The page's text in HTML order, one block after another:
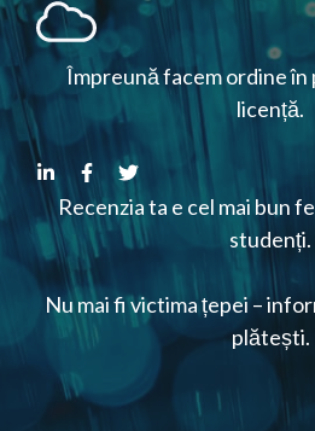
Împreună facem ordine în
licență.
Recenzia ta e cel mai bun
studenți.
Nu mai fi victima țepei –
plătești.